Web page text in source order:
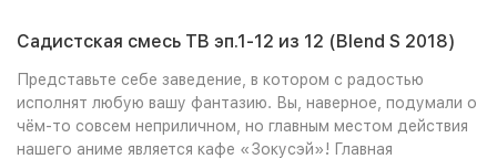
Садистская смесь ТВ эп.1-12 из 12 (Blend S 2018)
Представьте себе заведение, в котором с радостью
исполнят любую вашу фантазию. Вы, наверное, подумали о
чём-то совсем неприличном, но главным местом действия
нашего аниме является кафе «Зокусэй»! Главная